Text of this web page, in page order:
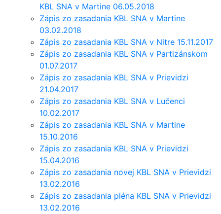
KBL SNA v Martine 06.05.2018
Zápis zo zasadania KBL SNA v Martine
03.02.2018
Zápis zo zasadania KBL SNA v Nitre 15.11.2017
Zápis zo zasadania KBL SNA v Partizánskom
01.07.2017
Zápis zo zasadania KBL SNA v Prievidzi
21.04.2017
Zápis zo zasadania KBL SNA v Lučenci
10.02.2017
Zápis zo zasadania KBL SNA v Martine
15.10.2016
Zápis zo zasadania KBL SNA v Prievidzi
15.04.2016
Zápis zo zasadania novej KBL SNA v Prievidzi
13.02.2016
Zápis zo zasadania pléna KBL SNA v Prievidzi
13.02.2016